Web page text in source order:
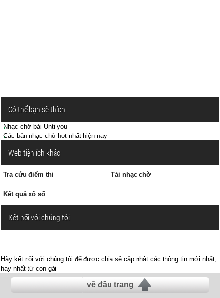
Có thể bạn sẽ thích
Nhạc chờ bài Unti you
Các bản nhạc chờ hot nhất hiện nay
Web tiện ích khác
Tra cứu điểm thi Tải nhạc chờ
Kết quả xổ số
Kết nối với chúng tôi
Hãy kết nối với chúng tôi để được chia sẻ cập nhật các thông tin mới nhất,
hay nhất từ con gái
về đầu trang